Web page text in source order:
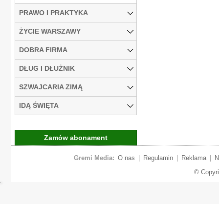
PRAWO I PRAKTYKA
ŻYCIE WARSZAWY
DOBRA FIRMA
DŁUG I DŁUŻNIK
SZWAJCARIA ZIMĄ
IDĄ ŚWIĘTA
Zamów abonament
Gremi Media: O nas Regulamin Reklama
©